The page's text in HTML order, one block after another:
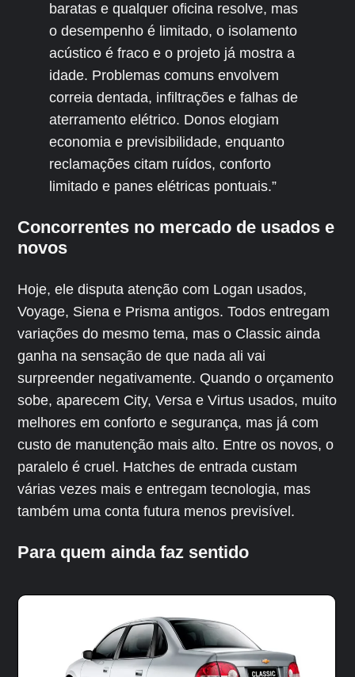
baratas e qualquer oficina resolve, mas
o desempenho é limitado, o isolamento
acústico é fraco e o projeto já mostra a
idade. Problemas comuns envolvem
correia dentada, infiltrações e falhas de
aterramento elétrico. Donos elogiam
economia e previsibilidade, enquanto
reclamações citam ruídos, conforto
limitado e panes elétricas pontuais.”
Concorrentes no mercado de usados e
novos
Hoje, ele disputa atenção com Logan usados,
Voyage, Siena e Prisma antigos. Todos entregam
variações do mesmo tema, mas o Classic ainda
ganha na sensação de que nada ali vai
surpreender negativamente. Quando o orçamento
sobe, aparecem City, Versa e Virtus usados, muito
melhores em conforto e segurança, mas já com
custo de manutenção mais alto. Entre os novos, o
paralelo é cruel. Hatches de entrada custam
várias vezes mais e entregam tecnologia, mas
também uma conta futura menos previsível.
Para quem ainda faz sentido